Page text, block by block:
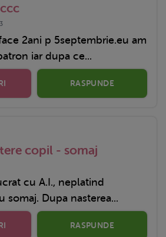
2ani p 5septembrie.eu am
iar dupa ce...
RASPUNDE
copil - somaj
cu A.I., neplatind
somaj. Dupa nasterea...
RASPUNDE